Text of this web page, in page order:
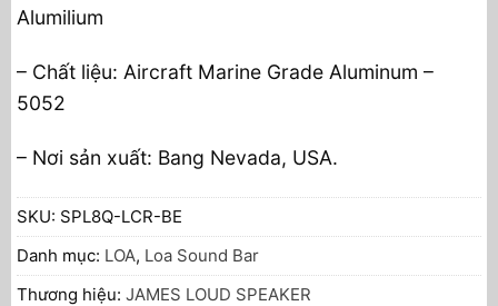
Alumilium
– Chất liệu: Aircraft Marine Grade Aluminum –
5052
– Nơi sản xuất: Bang Nevada, USA.
SKU: SPL8Q-LCR-BE
Danh mục: LOA, Loa Sound Bar
Thương hiệu: JAMES LOUD SPEAKER